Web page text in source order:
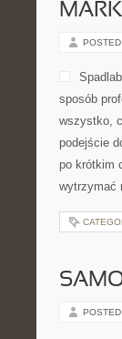
sposób
wszystko,
podejście
po krótkim
wytrzymać